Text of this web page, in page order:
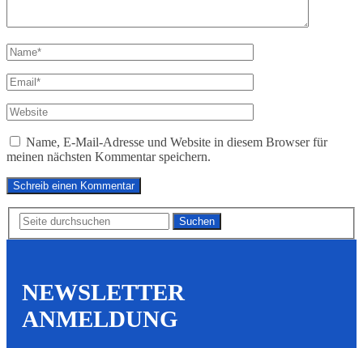
Name, E-Mail-Adresse und Website in diesem Browser für
meinen nächsten Kommentar speichern.
Suchen
NEWSLETTER
ANMELDUNG